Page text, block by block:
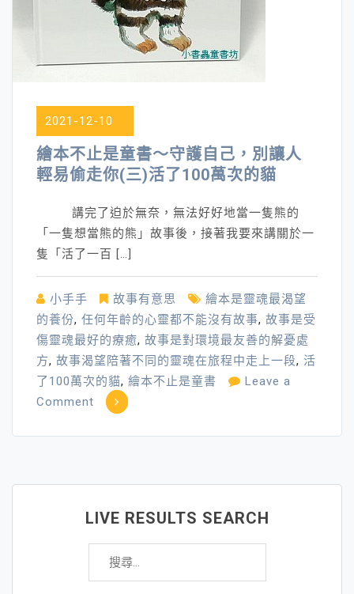
2021-12-10
繪本不止是童書～守護自己，別讓人
輕易偷走你(三)活了100萬次的貓
講完了迫於無奈，無法好好地當一隻熊的
「一隻想當熊的熊」故事後，接著我要來講關於一
隻「活了一百 […]
小手手 故事有意思
繪本是靈魂最渴望
的養份, 任何年齡的心靈都不能沒有故事, 故事是受
傷靈魂最好的療癒, 故事是對環境最友善的解憂處
方, 故事渴望陪著不同的靈魂在旅程中走上一段, 活
了100萬次的貓, 繪本不止是童書
Leave a
Comment on
止
童
書
守
LIVE RESULTS SEARCH
搜
關